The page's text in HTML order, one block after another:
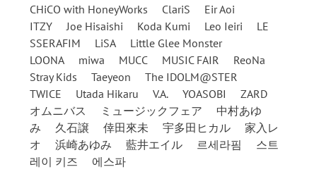
CHiCO with HoneyWorks
ClariS
Eir Aoi
ITZY
Joe Hisaishi Koda Kumi Leo Ieiri
LE
SSERAFIM
LiSA
Little Glee Monster
LOONA
miwa MUCC MUSIC FAIR
ReoNa
Stray Kids
Taeyeon
The IDOLM@STER
TWICE
Utada Hikaru V.A. YOASOBI
ZARD
オムニバス
ミュージックフェア
中村あゆ
み
久石譲 倖田來未 宇多田ヒカル
家入レ
オ
浜崎あゆみ 藍井エイル 르세라핌
스트
레이 키즈
에스파